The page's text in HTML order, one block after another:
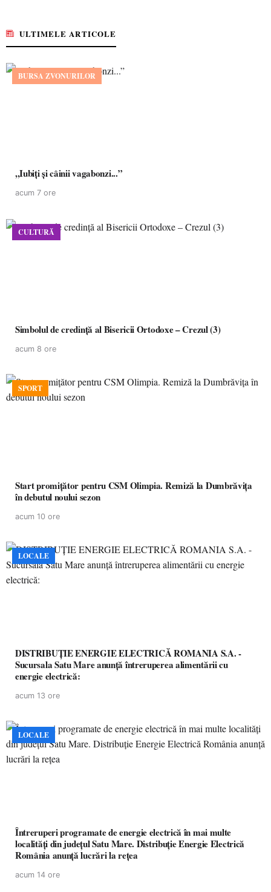
ULTIMELE ARTICOLE
BURSA ZVONURILOR
,,Iubiți și câinii vagabonzi...”
acum 7 ore
CULTURĂ
Simbolul de credinţă al Bisericii Ortodoxe – Crezul (3)
acum 8 ore
SPORT
Start promițător pentru CSM Olimpia. Remiză la Dumbrăvița
în debutul noului sezon
acum 10 ore
LOCALE
DISTRIBUȚIE ENERGIE ELECTRICĂ ROMANIA S.A. -
Sucursala Satu Mare anunţă întreruperea alimentării cu
energie electrică:
acum 13 ore
LOCALE
Întreruperi programate de energie electrică în mai multe
localități din județul Satu Mare. Distribuție Energie Electrică
România anunță lucrări la rețea
acum 14 ore